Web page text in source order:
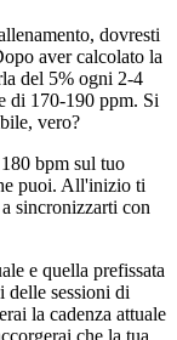
dovresti
aver calcolato la
del 5% ogni 2-4
di 170-190 ppm. Si
vero?
bpm sul tuo
puoi. All'inizio ti
sincronizzarti con
e quella prefissata
delle sessioni di
la cadenza attuale
che la tua